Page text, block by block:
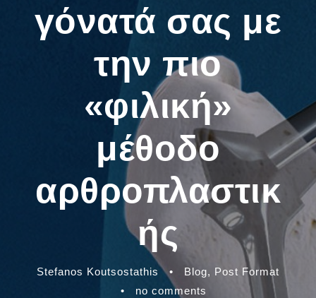
γόνατά σας με
την πιο
«φιλική»
μέθοδο
αρθροπλαστικ
ής
Stefanos Koutsostathis • Blog, Post Format
•
no comments